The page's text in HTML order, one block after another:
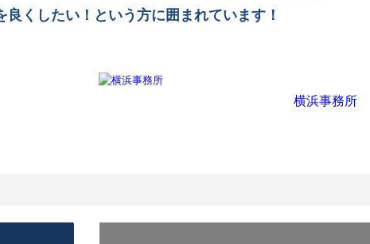
良くしたい！という方に囲まれています！
横浜事務所